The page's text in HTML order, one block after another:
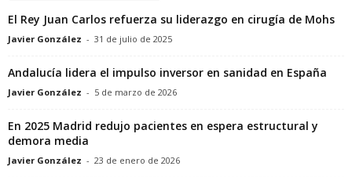
El Rey Juan Carlos refuerza su liderazgo en cirugía de Mohs
Javier González - 31 de julio de 2025
Andalucía lidera el impulso inversor en sanidad en España
Javier González - 5 de marzo de 2026
En 2025 Madrid redujo pacientes en espera estructural y
demora media
Javier González - 23 de enero de 2026